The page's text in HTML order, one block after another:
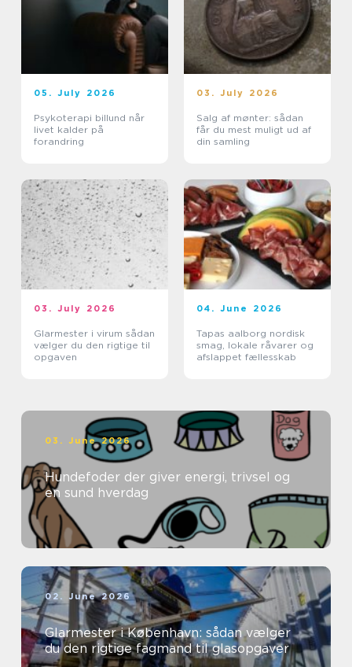
05. July 2026
Psykoterapi billund når
livet kalder på
forandring
03. July 2026
Salg af mønter: sådan
får du mest muligt ud af
din samling
03. July 2026
Glarmester i virum sådan
vælger du den rigtige til
opgaven
04. June 2026
Tapas aalborg nordisk
smag, lokale råvarer og
afslappet fællesskab
03. June 2026
Hundefoder der giver energi, trivsel og
en sund hverdag
02. June 2026
Glarmester i København: sådan vælger
du den rigtige fagmand til glasopgaver